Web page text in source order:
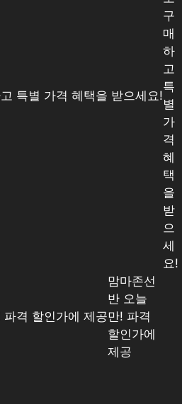
구
매
하
고
특
별
가
격
혜
택
을
받
으
세
요!
맘마존선
반 오늘
만! 파격
할인가에
제공